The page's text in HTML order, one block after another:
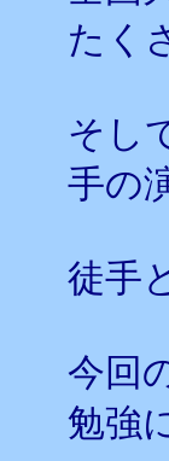
たく
そし
手の
徒手
今回
勉強